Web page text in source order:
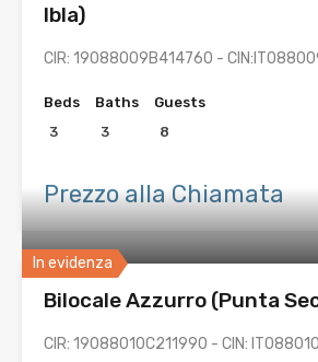
Ibla)
CIR: 19088009B414760 -
Beds
3
Baths
3
Guests
8
Prezzo alla Chiamata
In evidenza
Bilocale Azzurro (Punta
CIR: 19088010C211990 - CIN: